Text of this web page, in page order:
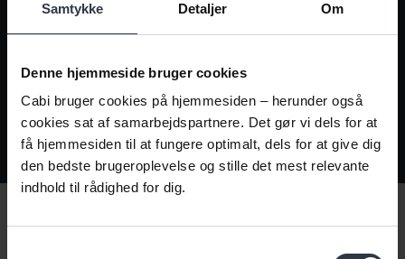
Samtykke Detaljer Om
Denne hjemmeside bruger cookies
Cabi bruger cookies på hjemmesiden – herunder også
cookies sat af samarbejdspartnere. Det gør vi dels for at
få hjemmesiden til at fungere optimalt, dels for at give dig
den bedste brugeroplevelse og stille det mest relevante
indhold til rådighed for dig.
der både kan matche behovet, og som har brug
for en chance for at finde fodfæste på
Samarbejde med jobcentret